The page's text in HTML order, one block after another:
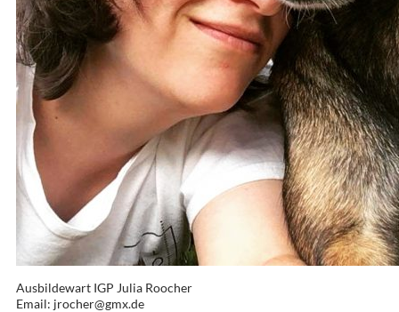
Ausbildewart IGP Julia Roocher
Email: jrocher@gmx.de